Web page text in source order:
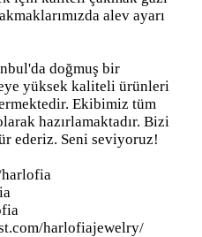
alev ayarı
doğmuş bir
yüksek kaliteli ürünleri
Ekibimiz tüm
hazırlamaktadır. Bizi
ederiz. Seni seviyoruz!
harlofia
harlofiajewelry/